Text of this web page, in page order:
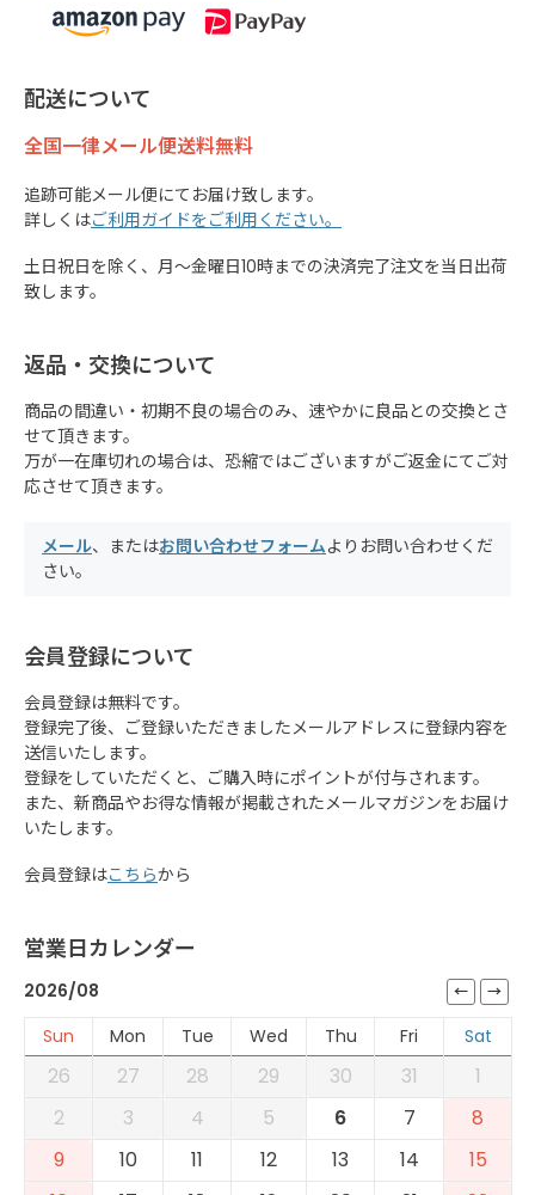
配送について
全国一律メール便送料無料
追跡可能メール便にてお届け致します。
詳しくはご利用ガイドをご利用ください。
土日祝日を除く、月～金曜日10時までの決済完了注文を当日出荷
致します。
返品・交換について
商品の間違い・初期不良の場合のみ、速やかに良品との交換とさ
せて頂きます。
万が一在庫切れの場合は、恐縮ではございますがご返金にてご対
応させて頂きます。
メール、またはお問い合わせフォームよりお問い合わせくだ
さい。
会員登録について
会員登録は無料です。
登録完了後、ご登録いただきましたメールアドレスに登録内容を
送信いたします。
登録をしていただくと、ご購入時にポイントが付与されます。
また、新商品やお得な情報が掲載されたメールマガジンをお届け
いたします。
会員登録はこちらから
営業日カレンダー
2026/08
Sun
Mon Tue Wed Thu Fri Sat
26 27 28 29 30 31
1
2
3 4 5 6 7
8
9
10 11 12 13 14
15